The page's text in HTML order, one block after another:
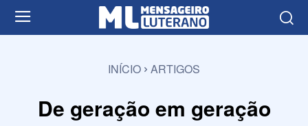
INÍCIO ARTIGOS
De geração em geração